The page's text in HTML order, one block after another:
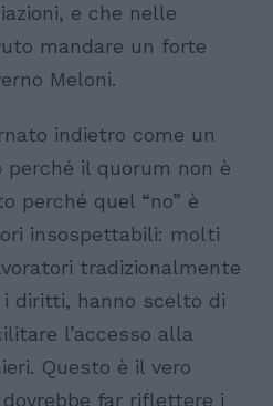
e che nelle
mandare un forte
Meloni.
indietro come un
perché il quorum non è
perché quel “no” è
insospettabili: molti
tradizionalmente
diritti, hanno scelto di
l’accesso alla
Questo è il vero
far riflettere i